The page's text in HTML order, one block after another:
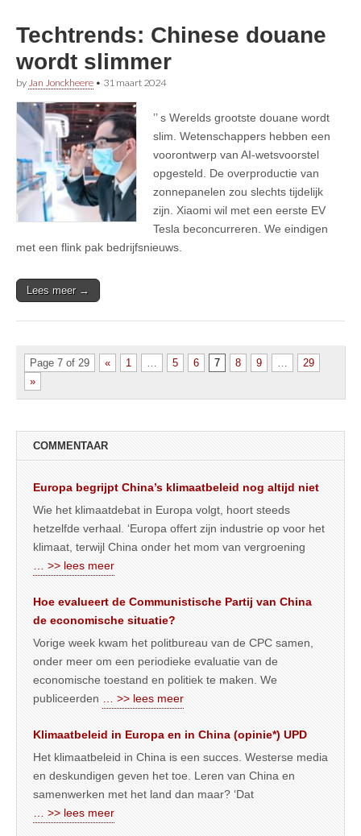
Techtrends: Chinese douane
wordt slimmer
by Jan Jonckheere • 31 maart 2024
’’ s Werelds grootste douane wordt
slim. Wetenschappers hebben een
voorontwerp van AI-wetsvoorstel
opgesteld. De overproductie van
zonnepanelen zou slechts tijdelijk
zijn. Xiaomi wil met een eerste EV
Tesla beconcurreren. We eindigen
met een flink pak bedrijfsnieuws.
Lees meer →
Page 7 of 29 « 1 5 6 7 8 9
29
»
COMMENTAAR
Europa begrijpt China’s klimaatbeleid nog altijd niet
Wie het klimaatdebat in Europa volgt, hoort steeds
hetzelfde verhaal. ‘Europa offert zijn industrie op voor het
klimaat, terwijl China onder het mom van vergroening
… >> lees meer
Hoe evalueert de Communistische Partij van China
de economische situatie?
Vorige week kwam het politbureau van de CPC samen,
onder meer om een periodieke evaluatie van de
economische toestand en politiek te maken. We
publiceerden
… >> lees meer
Klimaatbeleid in Europa en in China (opinie*) UPD
Het klimaatbeleid in China is een succes. Westerse media
en deskundigen geven het toe. Leren van China en
samenwerken met het land dan maar? ‘Dat
… >> lees meer